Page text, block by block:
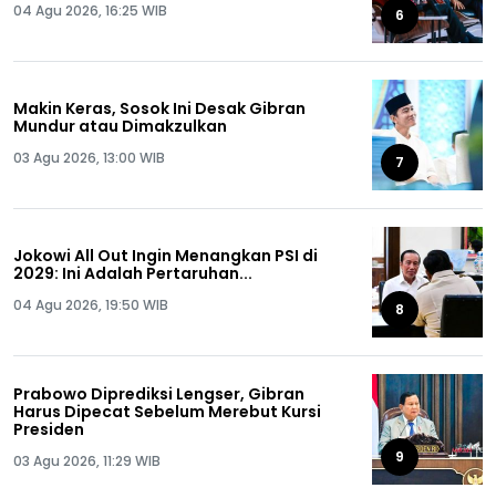
04 Agu 2026, 16:25 WIB 6
Makin Keras, Sosok Ini Desak Gibran
Mundur atau Dimakzulkan
03 Agu 2026, 13:00 WIB 7
Jokowi All Out Ingin Menangkan PSI di
2029: Ini Adalah Pertaruhan...
04 Agu 2026, 19:50 WIB 8
Prabowo Diprediksi Lengser, Gibran
Harus Dipecat Sebelum Merebut Kursi
Presiden
03 Agu 2026, 11:29 WIB 9